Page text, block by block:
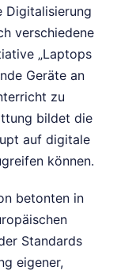
Digitalisierung
verschiedene
„Laptops
Geräte an
zu
bildet die
auf digitale
können.
betonten in
Standards
eigener,